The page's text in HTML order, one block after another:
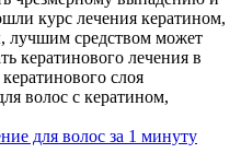
курс лечения кератином,
лучшим средством может
кератинового лечения в
слоя
волос с кератином,
для волос за 1 минуту